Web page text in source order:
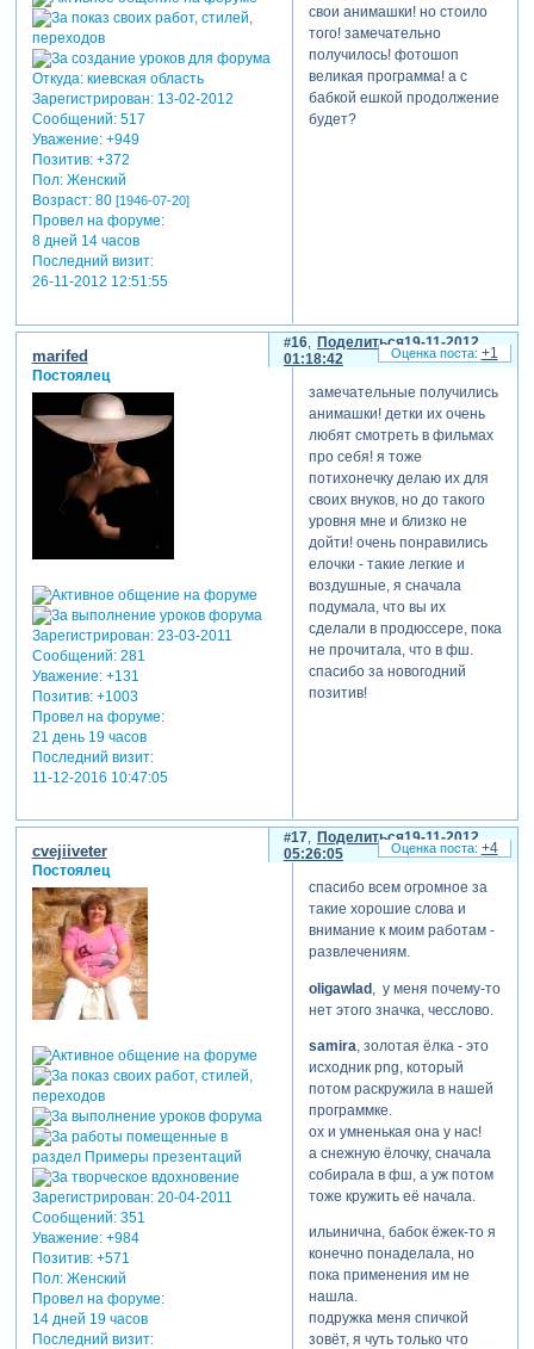
Откуда:киевская область
Зарегистрирован: 13-02-2012
Сообщений:517
Уважение: +949
Позитив: +372
Пол:Женский
Возраст:80 [1946-07-20]
Провел на форуме:
8 дней 14 часов
Последний визит:
26-11-2012 12:51:55
свои анимашки! но стоило
того! замечательно
получилось! фотошоп
великая программа! а с
бабкой ешкой продолжение
будет?
Поделиться
16
19-11-2012
01:18:42
marifed
Постоялец
Зарегистрирован: 23-03-2011
Сообщений:281
Уважение: +131
Позитив: +1003
Провел на форуме:
21 день 19 часов
Последний визит:
11-12-2016 10:47:05
замечательные получились
анимашки! детки их очень
любят смотреть в фильмах
про себя! я тоже
потихонечку делаю их для
своих внуков, но до такого
уровня мне и близко не
дойти! очень понравились
елочки - такие легкие и
воздушные, я сначала
подумала, что вы их
сделали в продюссере, пока
не прочитала, что в фш.
спасибо за новогодний
позитив!
+1
Поделиться
17
19-11-2012
05:26:05
cvejiiveter
Постоялец
Зарегистрирован: 20-04-2011
Сообщений:351
Уважение: +984
Позитив: +571
Пол:Женский
Провел на форуме:
14 дней 19 часов
Последний визит:
спасибо всем огромное за
такие хорошие слова и
внимание к моим работам -
развлечениям.
oligawlad, у меня почему-то
нет этого значка, чесслово.
samira , золотая ёлка - это
исходник png, который
потом раскружила в нашей
программке.
ох и умненькая она у нас!
а снежную ёлочку, сначала
собирала в фш, а уж потом
тоже кружить её начала.
ильинична, бабок ёжек-то я
конечно понаделала, но
пока применения им не
нашла.
подружка меня спичкой
зовёт, я чуть только что
+4